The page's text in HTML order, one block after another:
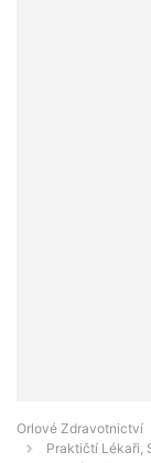
Orlové Zdravotnictví
Praktičtí Lékaři,